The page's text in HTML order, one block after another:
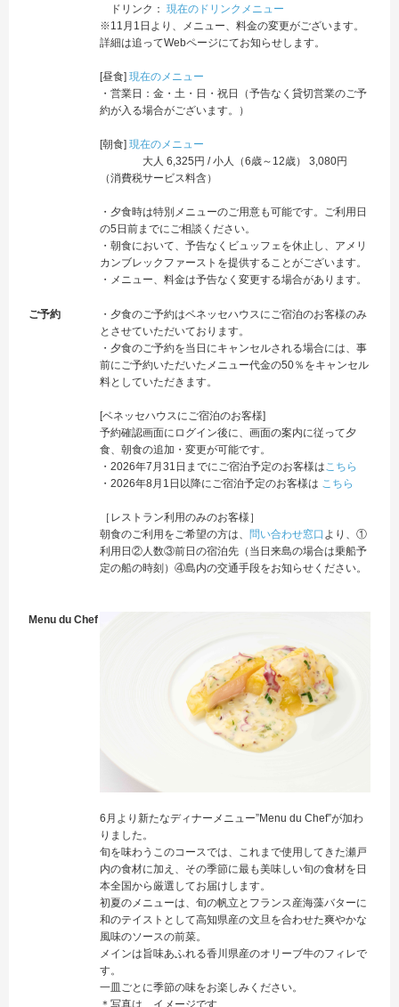
ドリンク： 現在のドリンクメニュー
※11月1日より、メニュー、料金の変更がございます。
詳細は追ってWebページにてお知らせします。
[昼食] 現在のメニュー
・営業日：金・土・日・祝日（予告なく貸切営業のご予
約が入る場合がございます。）
[朝食] 現在のメニュー
大人 6,325円 / 小人（6歳～12歳） 3,080円
（消費税サービス料含）
・夕食時は特別メニューのご用意も可能です。ご利用日
の5日前までにご相談ください。
・朝食において、予告なくビュッフェを休止し、アメリ
カンブレックファーストを提供することがございます。
・メニュー、料金は予告なく変更する場合があります。
ご予約
・夕食のご予約はベネッセハウスにご宿泊のお客様のみ
とさせていただいております。
・夕食のご予約を当日にキャンセルされる場合には、事
前にご予約いただいたメニュー代金の50％をキャンセル
料としていただきます。
[ベネッセハウスにご宿泊のお客様]
予約確認画面にログイン後に、画面の案内に従って夕
食、朝食の追加・変更が可能です。
・2026年7月31日までにご宿泊予定のお客様はこちら
・2026年8月1日以降にご宿泊予定のお客様は こちら
［レストラン利用のみのお客様］
朝食のご利用をご希望の方は、 問い合わせ窓口 より、①
利用日②人数③前日の宿泊先（当日来島の場合は乗船予
定の船の時刻）④島内の交通手段をお知らせください。
Menu du Chef
6月より新たなディナーメニュー”Menu du Chef”が加わ
りました。
旬を味わうこのコースでは、これまで使用してきた瀬戸
内の食材に加え、その季節に最も美味しい旬の食材を日
本全国から厳選してお届けします。
初夏のメニューは、旬の帆立とフランス産海藻バターに
和のテイストとして高知県産の文旦を合わせた爽やかな
風味のソースの前菜。
メインは旨味あふれる香川県産のオリーブ牛のフィレで
す。
一皿ごとに季節の味をお楽しみください。
＊写真は、イメージです